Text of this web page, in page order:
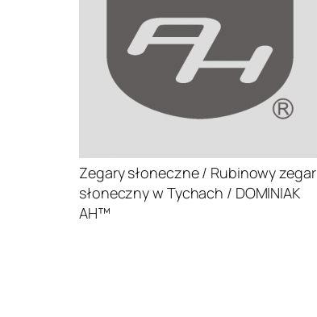
Zegary słoneczne / Rubinowy zegar
słoneczny w Tychach / DOMINIAK
AH™